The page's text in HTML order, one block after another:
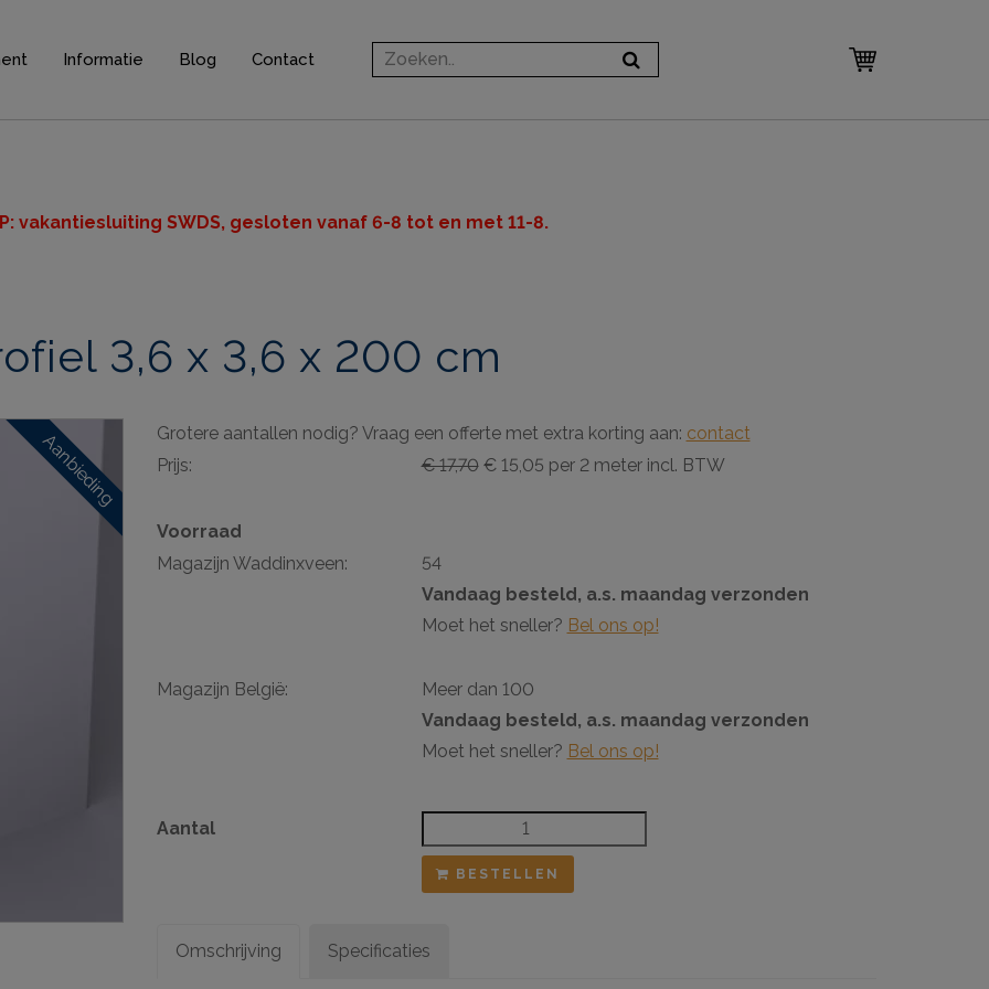
elementen
gereedschappen
Informatie Blog Contact
vakantiesluiting SWDS, gesloten vanaf 6-8 tot en met 11-8.
3,6 x 3,6 x 200 cm
Aanbieding Grotere aantallen nodig? Vraag een offerte met extra korting aan: contact
Prijs:
€ 17,70€ 15,05 per 2 meter incl. BTW
Voorraad
Magazijn Waddinxveen:
54
Vandaag besteld, a.s. maandag verzonden
Moet het sneller? Bel ons op!
Magazijn België:
Meer dan 100
Vandaag besteld, a.s. maandag verzonden
Moet het sneller? Bel ons op!
Aantal
BESTELLEN
Omschrijving Specificaties